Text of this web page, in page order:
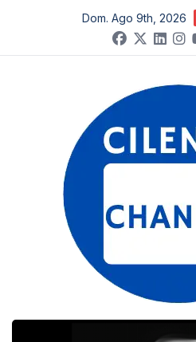
contenuto
Dom. Ago 9th, 2026